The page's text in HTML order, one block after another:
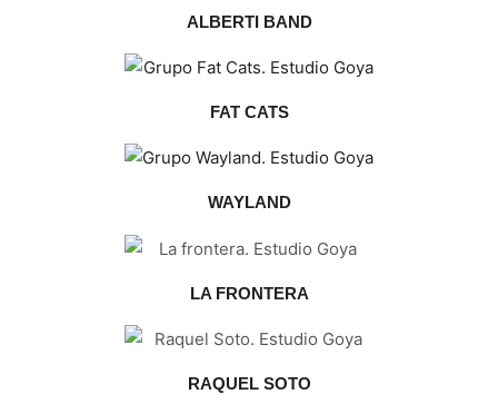
ALBERTI BAND
FAT CATS
WAYLAND
LA FRONTERA
RAQUEL SOTO